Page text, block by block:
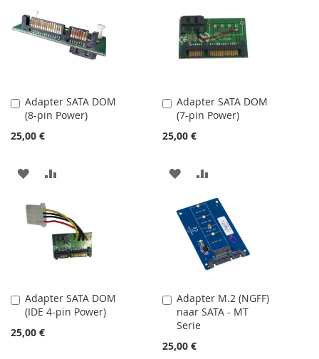
Adapter SATA DOM
(8-pin Power)
25,00 €
Dodaj
do
koszyka
DODAJ
LISTY
ŻYCZEŃ
Adapter SATA DOM
(7-pin Power)
25,00 €
Dodaj
do
koszyka
DODAJ
LISTY
ŻYCZEŃ
Adapter SATA DOM
(IDE 4-pin Power)
25,00 €
Dodaj
do
koszyka
Adapter M.2 (NGFF)
naar SATA - MT
Serie
25,00 €
Dodaj
do
koszyka